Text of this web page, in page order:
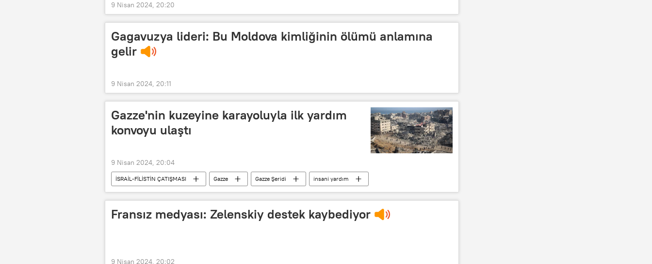
9 Nisan 2024, 20:20
Gagavuzya lideri: Bu Moldova kimliğinin ölümü anlamına
gelir
9 Nisan 2024, 20:11
Gazze'nin kuzeyine karayoluyla ilk yardım
konvoyu ulaştı
9 Nisan 2024, 20:04
İSRAİL-FİLİSTİN ÇATIŞMASI Gazze Gazze Şeridi
insani yardım
Yardım
Fransız medyası: Zelenskiy destek kaybediyor
9 Nisan 2024, 20:02